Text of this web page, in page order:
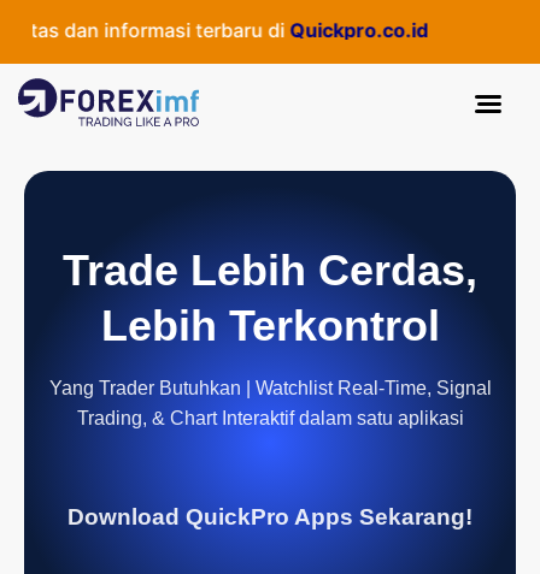
dan informasi terbaru diQuickpro.co.id
Trade Lebih Cerdas,
Lebih Terkontrol
Yang Trader Butuhkan | Watchlist Real-Time, Signal
Trading, & Chart Interaktif dalam satu aplikasi
Download QuickPro Apps Sekarang!